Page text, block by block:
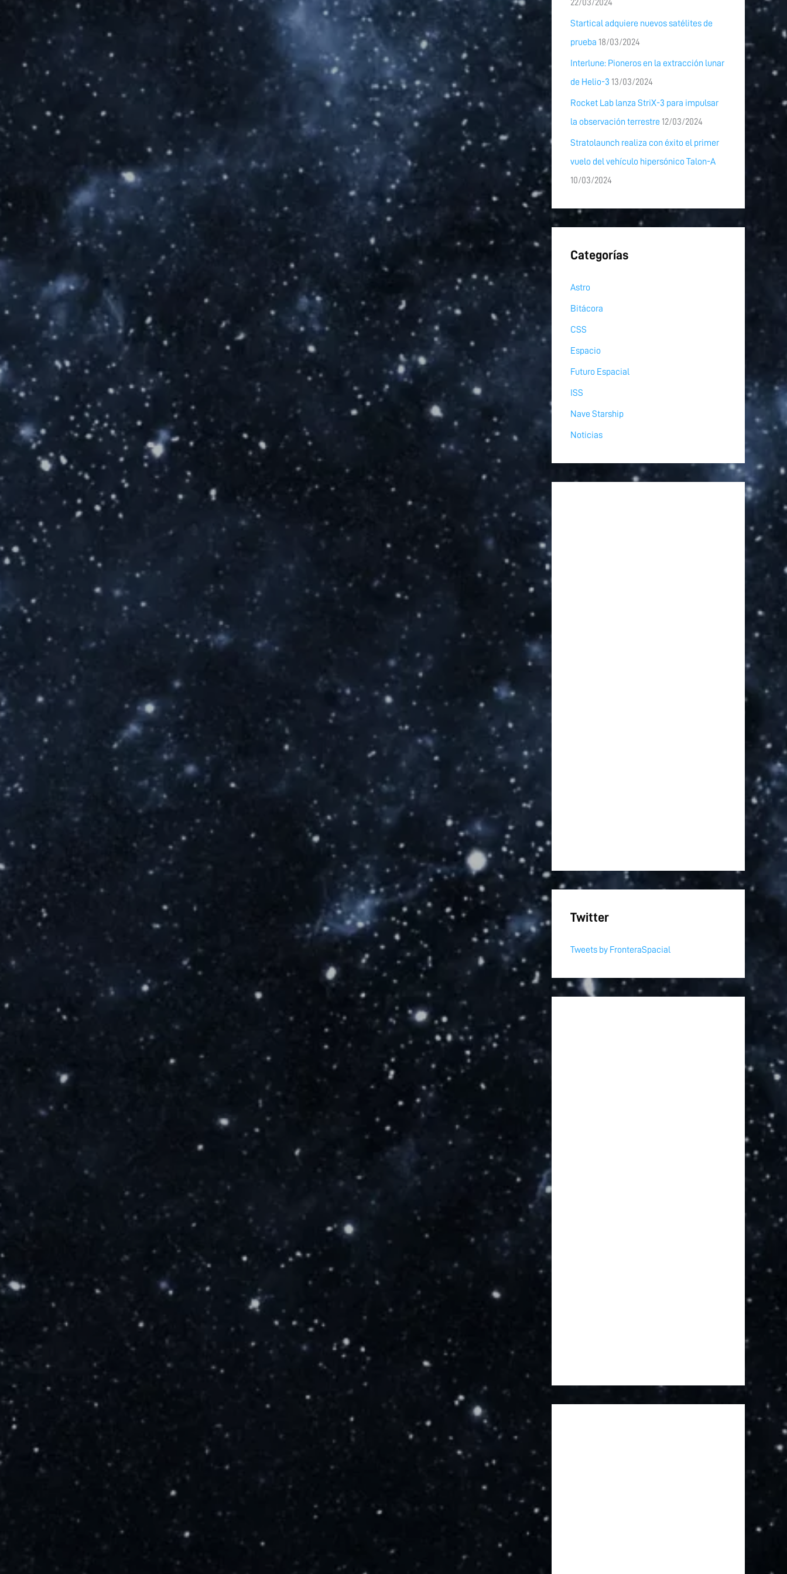
22/03/2024
Startical adquiere nuevos satélites de
prueba 18/03/2024
Interlune: Pioneros en la extracción lunar
de Helio-3 13/03/2024
Rocket Lab lanza StriX-3 para impulsar
la observación terrestre 12/03/2024
Stratolaunch realiza con éxito el primer
vuelo del vehículo hipersónico Talon-A
10/03/2024
Categorías
Astro
Bitácora
CSS
Espacio
Futuro Espacial
ISS
Nave Starship
Noticias
Twitter
Tweets by FronteraSpacial